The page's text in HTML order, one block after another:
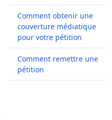
Comment obtenir une
couverture médiatique
pour votre pétition
Comment remettre une
pétition